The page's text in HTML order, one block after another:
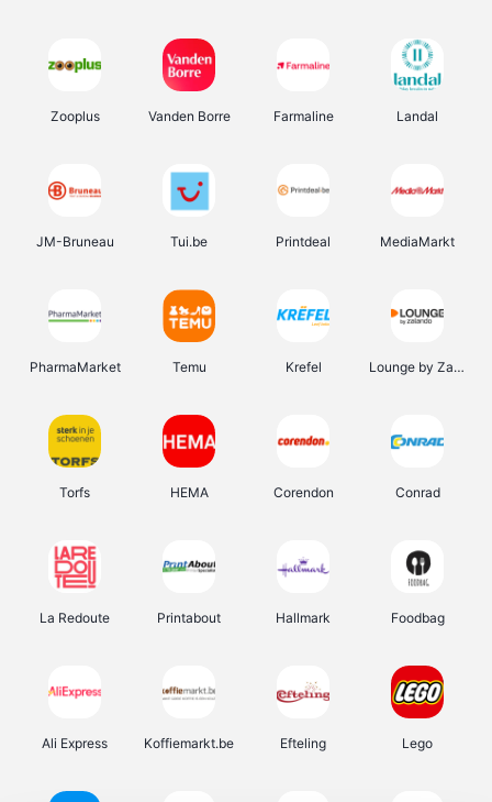
Zooplus Vanden Borre Farmaline Landal
JM-Bruneau Tui.be Printdeal MediaMarkt
PharmaMarket Temu Krefel Lounge by Zalando
Torfs HEMA Corendon Conrad
La Redoute Printabout Hallmark Foodbag
Ali Express Koffiemarkt.be Efteling Lego